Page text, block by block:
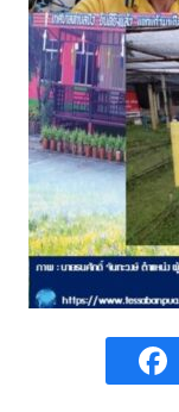
ข้อมูลพื้นฐานของศู
ขั้นตอนการขอรับบริ
งบแสดงฐานะการคลั
งบแสดงฐานะการเ
ติดต่อหน่วยงาน
Amante